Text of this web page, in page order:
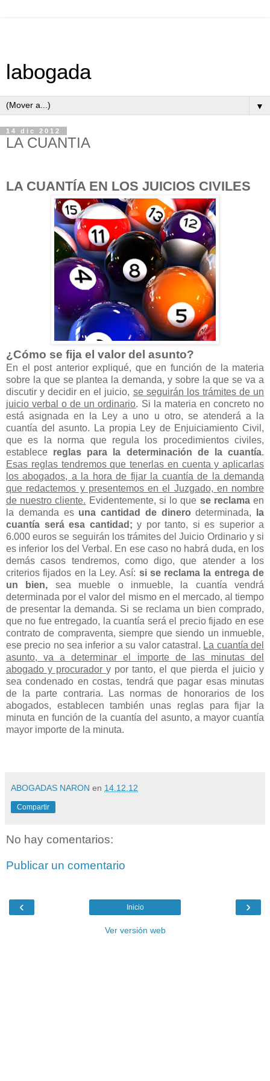
labogada
▼
14 dic 2012
LA CUANTIA
LA CUANTÍA EN LOS JUICIOS CIVILES
¿Cómo se fija el valor del asunto?
En el post anterior expliqué, que en función de la materia
sobre la que se plantea la demanda, y sobre la que se va a
discutir y decidir en el juicio, se seguirán los trámites de un
juicio verbal o de un ordinario. Si la materia en concreto no
está asignada en la Ley a uno u otro, se atenderá a la
cuantía del asunto. La propia Ley de Enjuiciamiento Civil,
que es la norma que regula los procedimientos civiles,
establece reglas para la determinación de la cuantía.
Esas reglas tendremos que tenerlas en cuenta y aplicarlas
los abogados, a la hora de fijar la cuantía de la demanda
que redactemos y presentemos en el Juzgado, en nombre
de nuestro cliente. Evidentemente, si lo que se reclamaen
la demanda es una cantidad de dinerodeterminada,
la
cuantía será esa cantidad; y por tanto, si es superior a
6.000 euros se seguirán los trámites del Juicio Ordinario y si
es inferior los del Verbal. En ese caso no habrá duda, en los
demás casos tendremos, como digo, que atender a los
criterios fijados en la Ley. Así: si se reclama la entrega de
un bien, sea mueble o inmueble, la cuantía vendrá
determinada por el valor del mismo en el mercado, al tiempo
de presentar la demanda. Si se reclama un bien comprado,
que no fue entregado, la cuantía será el precio fijado en ese
contrato de compraventa, siempre que siendo un inmueble,
ese precio no sea inferior a su valor catastral. La cuantía del
asunto, va a determinar el importe de las minutas del
abogado y procurador y por tanto, el que pierda el juicio y
sea condenado en costas, tendrá que pagar esas minutas
de la parte contraria. Las normas de honorarios de los
abogados, establecen también unas reglas para fijar la
minuta en función de la cuantía del asunto, a mayor cuantía
mayor importe de la minuta.
ABOGADAS NARON en 14.12.12
Compartir
No hay comentarios:
Publicar un comentario
‹ ›
Inicio
Ver versión web